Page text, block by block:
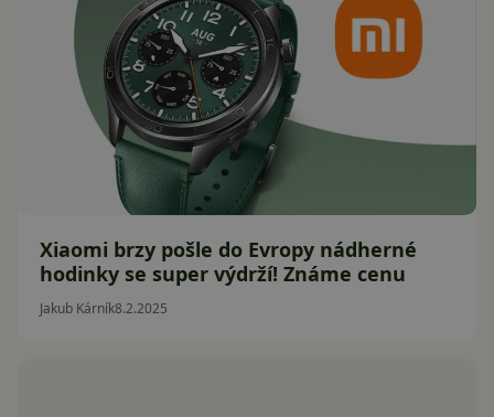
Xiaomi brzy pošle do Evropy nádherné
hodinky se super výdrží! Známe cenu
Jakub Kárník8.2.2025